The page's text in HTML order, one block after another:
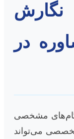
در
گام‌های مشخصی
می‌تواند